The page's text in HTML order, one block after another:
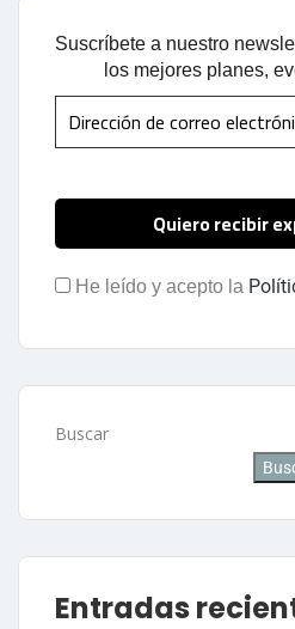
Suscríbete a nuestro
los mejores planes,
He leído y acepto la
Buscar
Entradas